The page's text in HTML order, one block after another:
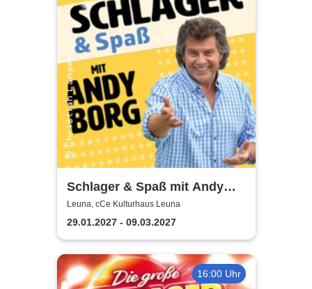
Schlager & Spaß mit Andy
Borg und Gästen
Leuna, cCe Kulturhaus Leuna
29.01.2027 - 09.03.2027
16:00 Uhr